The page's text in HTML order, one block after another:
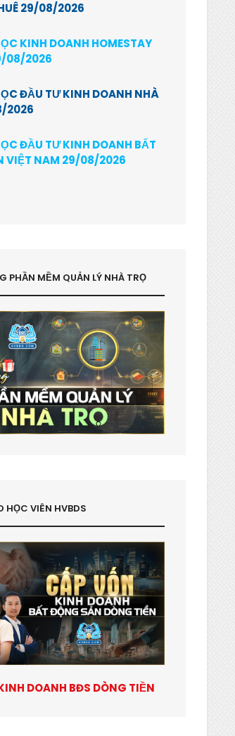
29/08/2026
KINH DOANH HOMESTAY
08/2026
ĐẦU TƯ KINH DOANH NHÀ
2026
ĐẦU TƯ KINH DOANH BẤT
VIỆT NAM 29/08/2026
PHẦN MỀM QUẢN LÝ NHÀ TRỌ
HỌC VIÊN HVBDS
DOANH BĐS DÒNG TIỀN